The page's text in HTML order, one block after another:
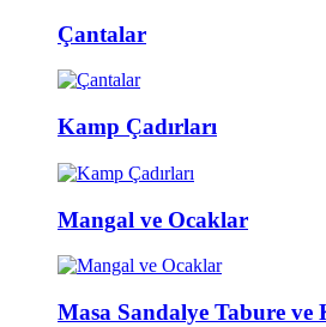
Çantalar
Kamp Çadırları
Mangal ve Ocaklar
Masa Sandalye Tabure ve